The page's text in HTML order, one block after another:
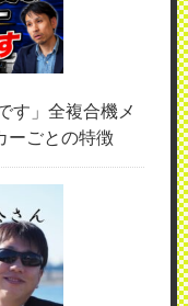
す」全複合機メ
ーごとの特徴